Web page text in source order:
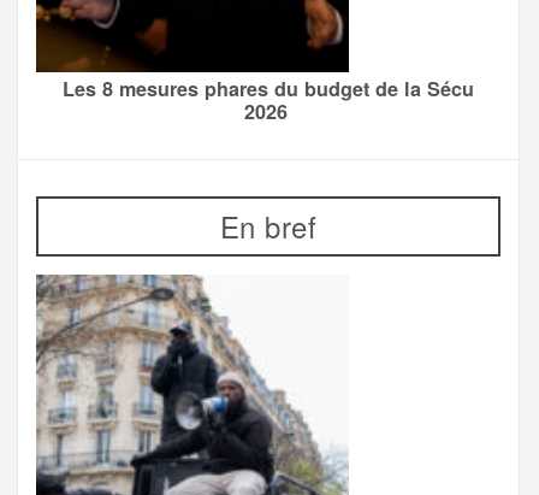
Les 8 mesures phares du budget de la Sécu
2026
En bref